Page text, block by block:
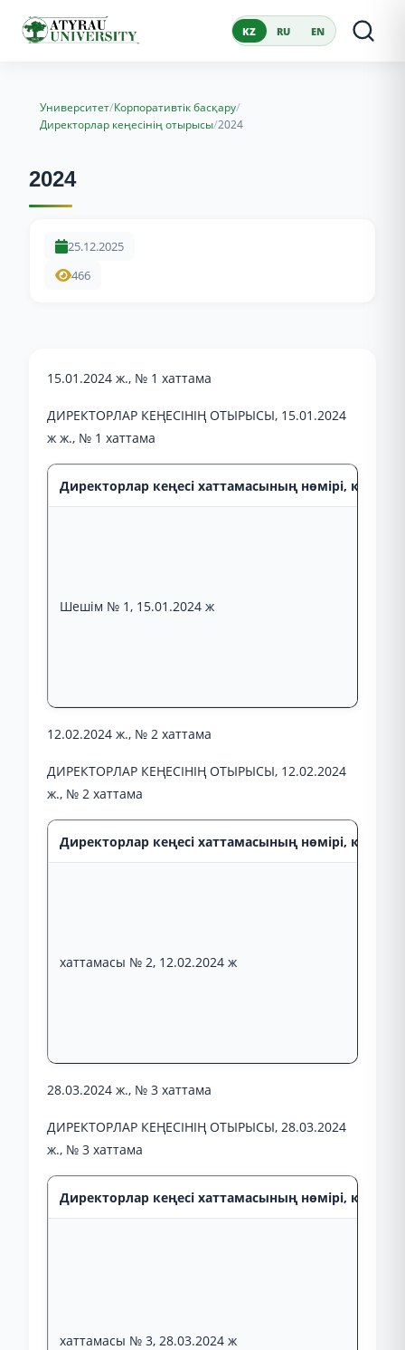
KZ RU EN
Университет/Корпоративтік басқару/
Директорлар кеңесінің отырысы/2024
2024
25.12.2025
466
15.01.2024 ж., № 1 хаттама
ДИРЕКТОРЛАР КЕҢЕСІНІҢ ОТЫРЫСЫ, 15.01.2024
ж ж., № 1 хаттама
Директорлар кеңесі хаттамасының нөмірі, күні,
Шешім № 1, 15.01.2024 ж
12.02.2024 ж., № 2 хаттама
ДИРЕКТОРЛАР КЕҢЕСІНІҢ ОТЫРЫСЫ, 12.02.2024
ж., № 2 хаттама
Директорлар кеңесі хаттамасының нөмірі, күні,
хаттамасы № 2, 12.02.2024 ж
28.03.2024 ж., № 3 хаттама
ДИРЕКТОРЛАР КЕҢЕСІНІҢ ОТЫРЫСЫ, 28.03.2024
ж., № 3 хаттама
Директорлар кеңесі хаттамасының нөмірі, күні,
хаттамасы № 3, 28.03.2024 ж